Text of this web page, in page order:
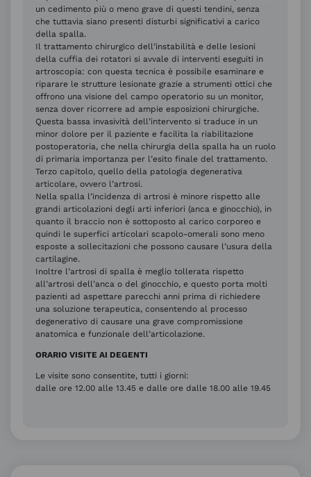
un cedimento più o meno grave di questi tendini, senza
che tuttavia siano presenti disturbi significativi a carico
della spalla.
Il trattamento chirurgico dell’instabilità e delle lesioni
della cuffia dei rotatori si avvale di interventi eseguiti in
artroscopia: con questa tecnica è possibile esaminare e
riparare le strutture lesionate grazie a strumenti ottici che
offrono una visione del campo operatorio su un monitor,
senza dover ricorrere ad ampie esposizioni chirurgiche.
Questa bassa invasività dell’intervento si traduce in un
minor dolore per il paziente e facilita la riabilitazione
postoperatoria, che nella chirurgia della spalla ha un ruolo
di primaria importanza per l’esito finale del trattamento.
Terzo capitolo, quello della patologia degenerativa
articolare, ovvero l’artrosi.
Nella spalla l’incidenza di artrosi è minore rispetto alle
grandi articolazioni degli arti inferiori (anca e ginocchio), in
quanto il braccio non è sottoposto al carico corporeo e
quindi le superfici articolari scapolo-omerali sono meno
esposte a sollecitazioni che possono causare l’usura della
cartilagine.
Inoltre l’artrosi di spalla è meglio tollerata rispetto
all’artrosi dell’anca o del ginocchio, e questo porta molti
pazienti ad aspettare parecchi anni prima di richiedere
una soluzione terapeutica, consentendo al processo
degenerativo di causare una grave compromissione
anatomica e funzionale dell’articolazione.
ORARIO VISITE AI DEGENTI
Le visite sono consentite, tutti i giorni:
dalle ore 12.00 alle 13.45 e dalle ore dalle 18.00 alle 19.45